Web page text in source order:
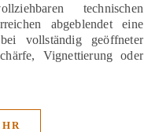
technischen
abgeblendet eine
vollständig geöffneter
Vignettierung oder